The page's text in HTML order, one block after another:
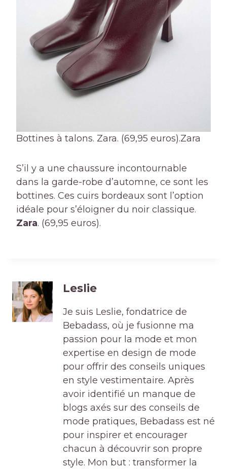
Bottines à talons. Zara. (69,95 euros).Zara
S’il y a une chaussure incontournable
dans la garde-robe d’automne, ce sont les
bottines. Ces cuirs bordeaux sont l’option
idéale pour s’éloigner du noir classique.
Zara. (69,95 euros).
Leslie
Je suis Leslie, fondatrice de
Bebadass, où je fusionne ma
passion pour la mode et mon
expertise en design de mode
pour offrir des conseils uniques
en style vestimentaire. Après
avoir identifié un manque de
blogs axés sur des conseils de
mode pratiques, Bebadass est né
pour inspirer et encourager
chacun à découvrir son propre
style. Mon but : transformer la